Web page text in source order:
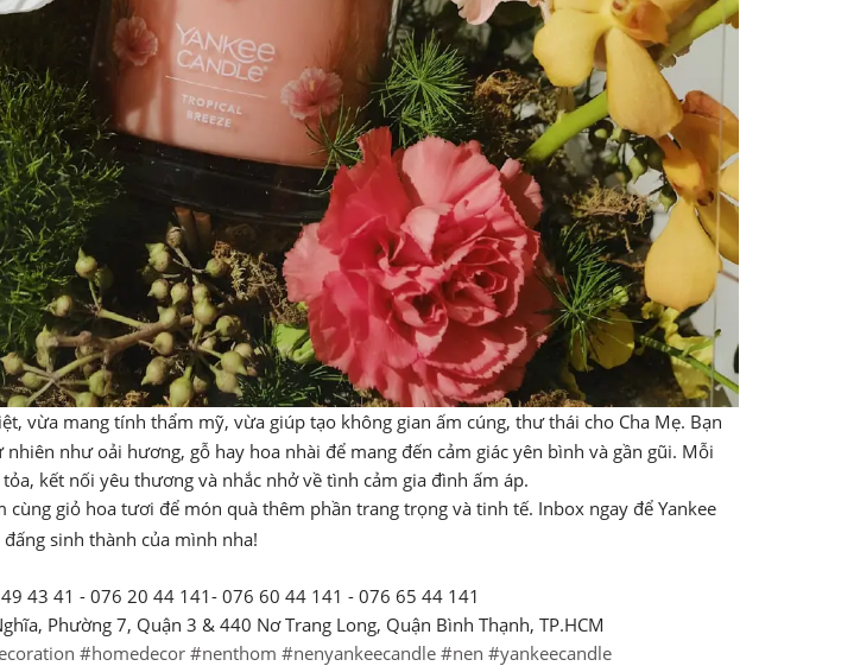
vừa mang tính thẩm mỹ, vừa giúp tạo không gian ấm cúng, thư thái cho Cha Mẹ. Bạn
như oải hương, gỗ hay hoa nhài để mang đến cảm giác yên bình và gần gũi. Mỗi
kết nối yêu thương và nhắc nhở về tình cảm gia đình ấm áp.
cùng giỏ hoa tươi để món quà thêm phần trang trọng và tinh tế. Inbox ngay để Yankee
sinh thành của mình nha!
43 41 - 076 20 44 141- 076 60 44 141 - 076 65 44 141
Phường 7, Quận 3 & 440 Nơ Trang Long, Quận Bình Thạnh, TP.HCM
#homedecor #nenthom #nenyankeecandle #nen #yankeecandle